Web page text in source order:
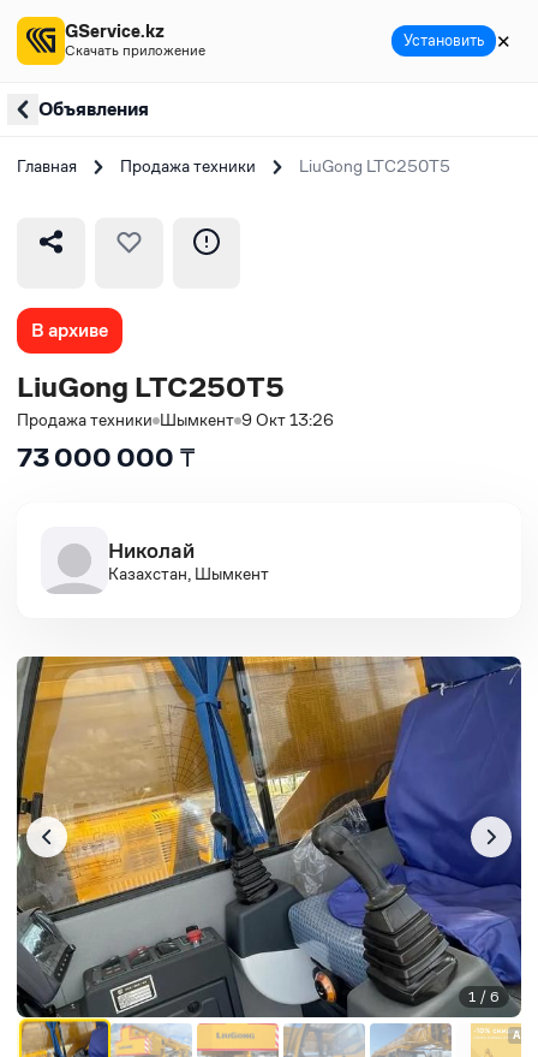
Объявления
Главная Продажа техники LiuGong LTC250T5
В архиве
LiuGong LTC250T5
Продажа техники Шымкент 9 Окт 13:26
73 000 000 ₸
Николай
Казахстан, Шымкент
1 / 6
AD
GService.kz
Скачать приложение Установить ✕